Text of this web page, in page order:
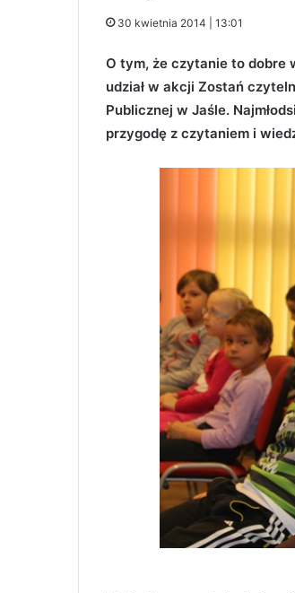
30 kwietnia 2014 | 13:01
O tym, że czytanie to dobre
udział w akcji Zostań
Publicznej w Jaśle.
przygodę z czytaniem i